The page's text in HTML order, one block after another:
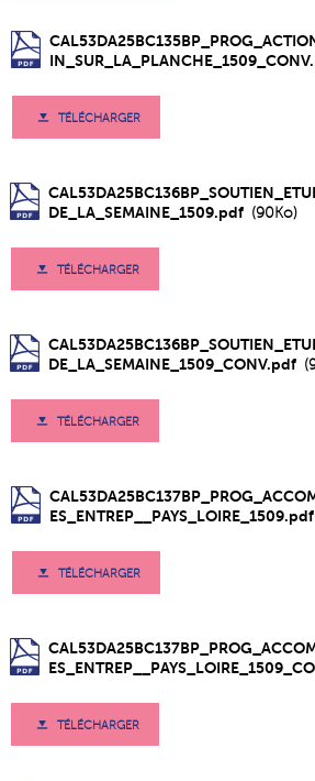
TÉLÉCHARGER
DE_LA_SEMAINE_1509.pdf (90Ko)
TÉLÉCHARGER
DE_LA_SEMAINE_1509_CONV.pdf
TÉLÉCHARGER
ES_ENTREP__PAYS_LOIRE_1509.pdf
TÉLÉCHARGER
TÉLÉCHARGER